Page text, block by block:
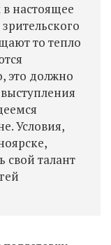
настоящее
то тепло
это должно
Условия,
свой талант